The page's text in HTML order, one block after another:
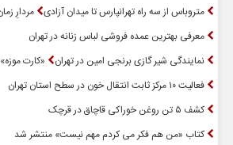
متروباس از سه راه تهرانپارس تا میدان آزادی مردارِ
معرفی بهترین عمده فروشی لباس زنانه در تهران
نمایندگی شیر گازی برنجی امین در تهران
«کارت
فعالیت ۱۰ مرکز ثابت انتقال خون در سطح استان تهران
کشف ۵ تن روغن خوراکی قاچاق در قرچک
کتاب «من هم فکر می کردم مهم نیست» منتشر شد